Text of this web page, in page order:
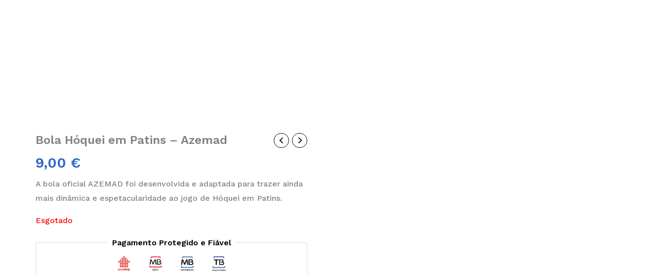
Bola Hóquei em Patins – Azemad
9,00 €
A bola oficial AZEMAD foi desenvolvida e adaptada para trazer ainda
mais dinâmica e espetacularidade ao jogo de Hóquei em Patins.
Esgotado
Pagamento Protegido e Fiável